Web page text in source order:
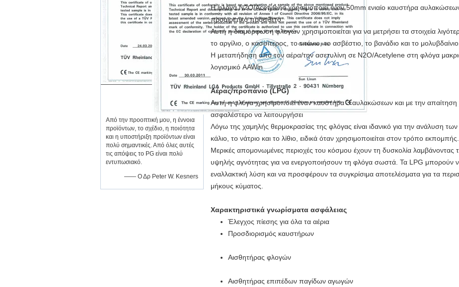
Από την προοπτική μου, η έννοια
προϊόντων, το σχέδιο, η ποιότητα
και η υποστήριξη προϊόντων είναι
πολύ σημαντικές. Από όλες αυτές
τις απόψεις το PG είναι πολύ
εντυπωσιακό.
—— Ο Δρ Peter W. Kesners
Η φλόγα N2O/Acetylene χρησιμοποιεί έναν 50mm ενιαίο καυστήρα αυλακώσεων
προαιρετικό πρόσθετο.
Αυτή η διαμόρφωση φλογών χρησιμοποιείται για να μετρήσει τα στοιχεία
το αργίλιο, ο κασσίτερος, το τιτάνιο, το ασβέστιο, το βανάδιο και το μολυβδαίνιο.
Η μεταπήδηση από τον αέρα/την ασετυλίνη σε N2O/Acetylene στη φλόγα
λογισμικό AAWin
Αέρας/προπάνιο (LPG)
Αυτή η φλόγα χρησιμοποιεί έναν καυστήρα 3 αυλακώσεων και με την απαίτηση
ασφαλέστερο να λειτουργήσει
Λόγω της χαμηλής θερμοκρασίας της φλόγας είναι ιδανικό για την ανάλυση
κάλιο, το νάτριο και το λίθιο, ειδικά όταν χρησιμοποιείται στον τρόπο εκπομπής.
Μερικές απομονωμένες περιοχές του κόσμου έχουν τη δυσκολία λαμβάνοντας
υψηλής αγνότητας για να ενεργοποιήσουν τη φλόγα σωστά. Τα LPG μπορούν
εναλλακτική λύση και να προσφέρουν τα συγκρίσιμα αποτελέσματα για τα
μήκους κύματος.
Χαρακτηριστικά γνωρίσματα ασφάλειας
Έλεγχος πίεσης για όλα τα αέρια
Προσδιορισμός καυστήρων
Αισθητήρας φλογών
Αισθητήρας επιπέδων παγίδων αγωγών